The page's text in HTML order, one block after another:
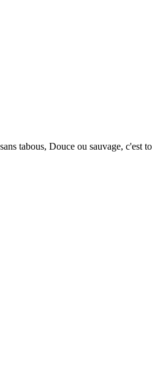
tabous, Douce ou sauvage,